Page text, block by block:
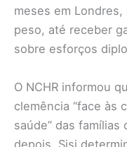
meses em
peso, até receber
sobre esforços
O NCHR informou
clemência “face às
saúde” das famílias
depois, Sisi